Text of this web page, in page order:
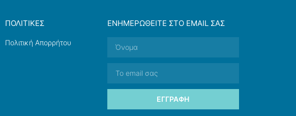
ΠΟΛΙΤΙΚΕΣ
Πολιτική Απορρήτου
ΕΝΗΜΕΡΩΘΕΊΤΕ ΣΤΟ EMAIL ΣΑΣ
ΕΓΓΡΑΦΉ